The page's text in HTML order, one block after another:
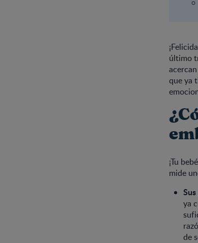
último
que ya
¡Tu
mide
ya
de